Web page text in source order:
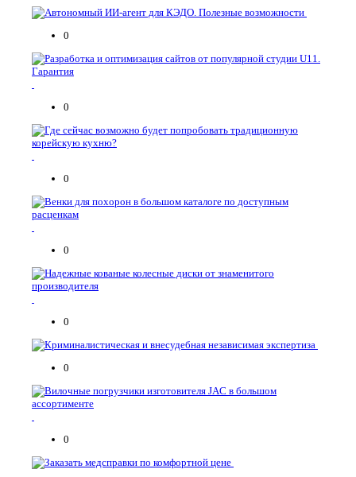
0
0
0
0
0
0
0